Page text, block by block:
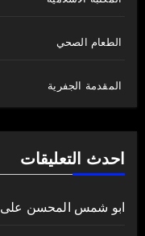
الطعام الصحي
المقدمة الجفرية
احدث التعليقات
ابو شمس المحسن على